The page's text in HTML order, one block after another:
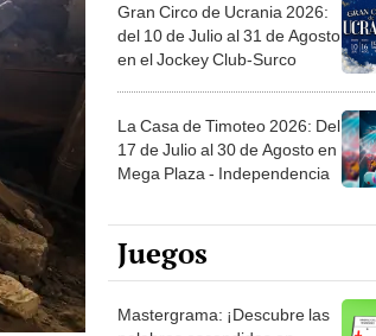
Gran Circo de Ucrania 2026:
del 10 de Julio al 31 de Agosto
en el Jockey Club-Surco
La Casa de Timoteo 2026: Del
17 de Julio al 30 de Agosto en
Mega Plaza - Independencia
Juegos
Mastergrama: ¡Descubre las